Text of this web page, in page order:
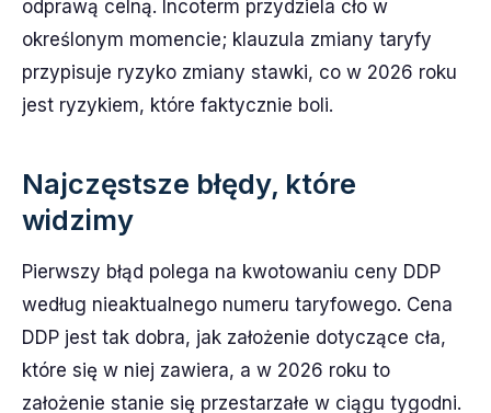
odprawą celną. Incoterm przydziela cło w
określonym momencie; klauzula zmiany taryfy
przypisuje ryzyko zmiany stawki, co w 2026 roku
jest ryzykiem, które faktycznie boli.
Najczęstsze błędy, które
widzimy
Pierwszy błąd polega na kwotowaniu ceny DDP
według nieaktualnego numeru taryfowego. Cena
DDP jest tak dobra, jak założenie dotyczące cła,
które się w niej zawiera, a w 2026 roku to
założenie stanie się przestarzałe w ciągu tygodni.